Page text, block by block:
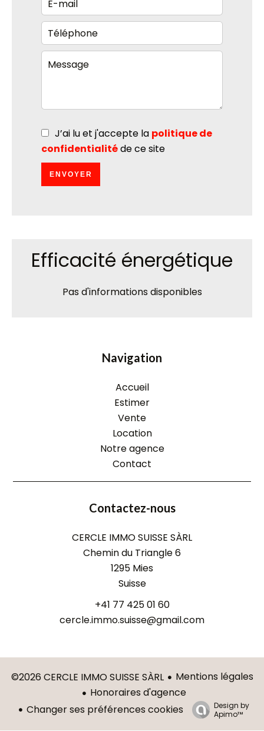
J’ai lu et j'accepte la politique de
confidentialitéde ce site
ENVOYER
Efficacité énergétique
Pas d'informations disponibles
Navigation
Accueil
Estimer
Vente
Location
Notre agence
Contact
Contactez-nous
CERCLE IMMO SUISSE SÀRL
Chemin du Triangle 6
1295 Mies
Suisse
+41 77 425 01 60
cercle.immo.suisse@gmail.com
©2026 CERCLE IMMO SUISSE SÀRL
Mentions légales
Honoraires d'agence
Changer ses préférences cookies
Design by
Apimo™